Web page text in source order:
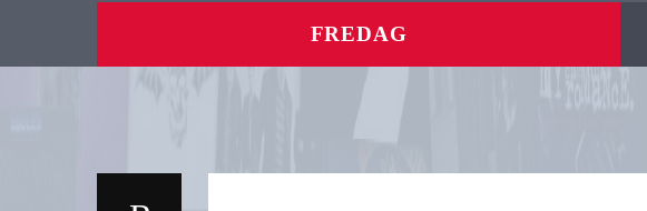
FREDAG